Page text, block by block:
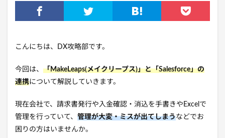
こんにちは、DX攻略部です。
今回は、 「MakeLeaps(メイクリープス)」と「Salesforce」の
連携について解説していきます。
現在会社で、請求書発行や入金確認・消込を手書きやExcelで
管理を行っていて、 管理が大変・ミスが出てしまうなどでお
困りの方はいませんか。